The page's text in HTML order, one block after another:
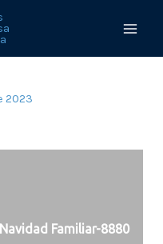
2023
Navidad Familiar-8880